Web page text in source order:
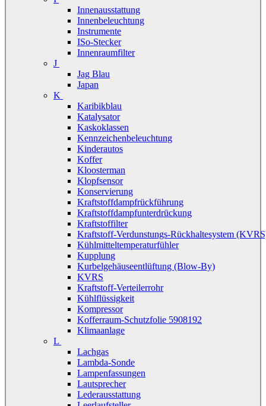
Innenausstattung
Innenbeleuchtung
Instrumente
ISo-Stecker
Innenraumfilter
J
Jag Blau
Japan
K
Karibikblau
Katalysator
Kaskoklassen
Kennzeichenbeleuchtung
Kinderautos
Koffer
Kloosterman
Klopfsensor
Konservierung
Kraftstoffdampfrückführung
Kraftstoffdampfunterdrückung
Kraftstoffilter
Kraftstoff-Verdunstungs-Rückhaltesystem
Kühlmitteltemperaturfühler
Kupplung
Kurbelgehäuseentlüftung (Blow-By)
KVRS
Kraftstoff-Verteilerrohr
Kühlflüssigkeit
Kompressor
Kofferraum-Schutzfolie 5908192
Klimaanlage
L
Lachgas
Lambda-Sonde
Lampenfassungen
Lautsprecher
Lederausstattung